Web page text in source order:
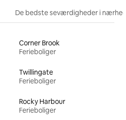
De bedste seværdigheder i
Corner Brook
Ferieboliger
Twillingate
Ferieboliger
Rocky Harbour
Ferieboliger